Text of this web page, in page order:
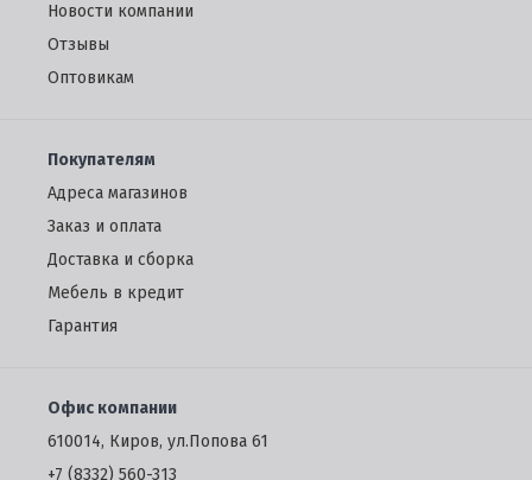
Новости компании
Отзывы
Oптовикам
Покупателям
Адреса магазинов
Заказ и оплата
Доставка и сборка
Мебель в кредит
Гарантия
Офис компании
610014, Киров, ул.Попова 61
+7 (8332) 560-313